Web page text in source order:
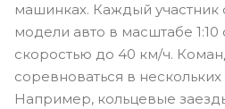
машинках. Каждый участник
модели авто в масштабе
скоростью до 40 км/ч.
соревноваться в
Например, кольцевые